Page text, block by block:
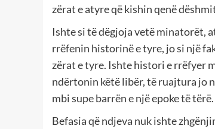
zërat e atyre që kishin qenë
Ishte si të dëgjoja vetë minatorët,
rrëfenin historinë e tyre, jo si një
zërat e tyre. Ishte histori e rrëfyer
ndërtonin këtë libër, të ruajtura jo
mbi supe barrën e një epoke të tërë.
Befasia që ndjeva nuk ishte